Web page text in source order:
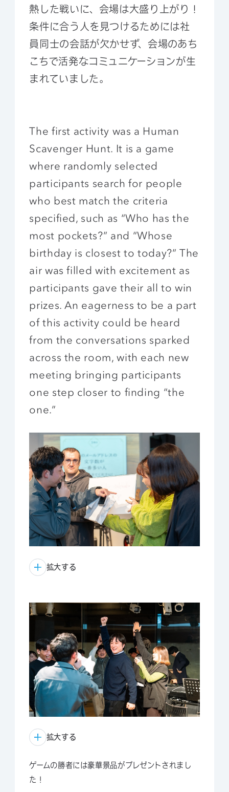
熱した戦いに、会場は大盛り上がり！
条件に合う人を見つけるためには社
員同士の会話が欠かせず、会場のあち
こちで活発なコミュニケーションが生
まれていました。
The first activity was a Human
Scavenger Hunt. It is a game
where randomly selected
participants search for people
who best match the criteria
specified, such as “Who has the
most pockets?” and “Whose
birthday is closest to today?” The
air was filled with excitement as
participants gave their all to win
prizes. An eagerness to be a part
of this activity could be heard
from the conversations sparked
across the room, with each new
meeting bringing participants
one step closer to finding “the
one.”
拡大する
拡大する
ゲームの勝者には豪華景品がプレゼントされまし
た！